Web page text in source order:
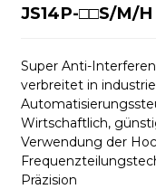
JS14P-□□S/M/H
Super Anti-
verbreitet in
Wirtschaftlich,
Verwendung der
Präzision